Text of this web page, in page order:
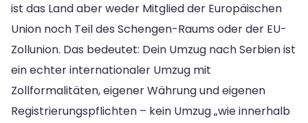
ist das Land aber weder Mitglied der Europäischen
Union noch Teil des Schengen-Raums oder der EU-
Zollunion. Das bedeutet: Dein Umzug nach Serbien ist
ein echter internationaler Umzug mit
Zollformalitäten, eigener Währung und eigenen
Registrierungspflichten – kein Umzug „wie innerhalb